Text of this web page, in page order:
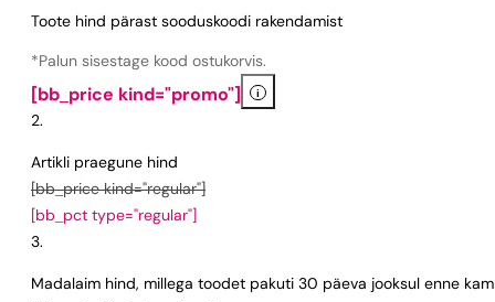
Toote hind pärast sooduskoodi rakendamist
*Palun sisestage kood ostukorvis.
[bb_price kind="promo"] i
Artikli praegune hind
[bb_price kind="regular"]
[bb_pct type="regular"]
Madalaim hind, millega toodet pakuti 30 päeva jooksul enne